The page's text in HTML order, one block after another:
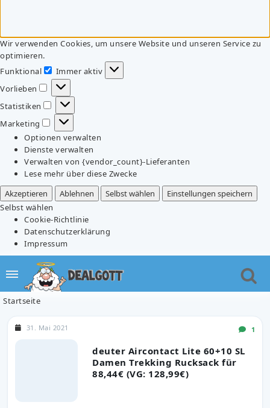
Wir verwenden Cookies, um unsere Website und unseren Service zu
optimieren.
Funktional
Funktional
Immer aktiv
Vorlieben
Vorlieben
Statistiken
Statistiken
Marketing
Marketing
Optionen verwalten
Dienste verwalten
Verwalten von {vendor_count}-Lieferanten
Lese mehr über diese Zwecke
Akzeptieren
Ablehnen Selbst wählen
Einstellungen speichern
Selbst wählen
Cookie-Richtlinie
Datenschutzerklärung
Impressum
Startseite
deuter Aircontact Lite 60+10 SL
Damen Trekking Rucksack für
88,44€ (VG: 128,99€)
31. Mai 2021 1